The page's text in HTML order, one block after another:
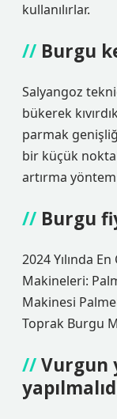
kullanılırlar.
Burgu
Salyangoz
bükerek
parmak
bir küçük
artırma
Burgu
2024 Yılında
Makineleri:
Makinesi
Toprak Burgu
Vurgun